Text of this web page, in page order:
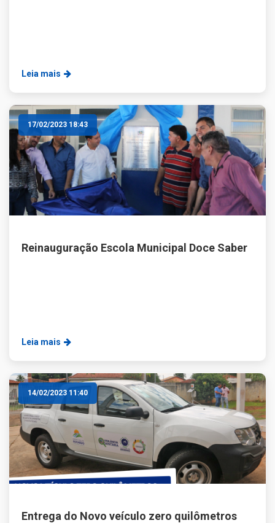
Leia mais
17/02/2023 18:43
Reinauguração Escola Municipal Doce Saber
Leia mais
14/02/2023 11:40
Entrega do Novo veículo zero quilômetros